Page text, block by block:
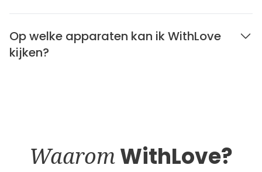
Op welke apparaten kan ik WithLove
kijken?
WaaromWithLove?